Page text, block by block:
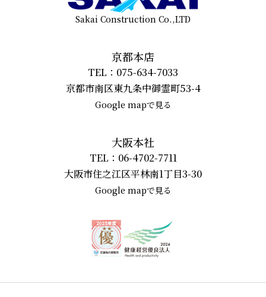
Sakai Construction Co.,LTD
京都本店
TEL：075-634-7033
京都市南区東九条中御霊町53-4
Google mapで見る
大阪本社
TEL：06-4702-7711
大阪市住之江区平林南1丁目3-30
Google mapで見る